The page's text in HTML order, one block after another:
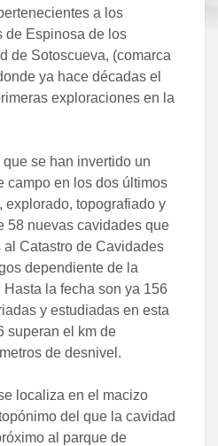
a los
de Espinosa de los
de Sotoscueva, (comarca
ya hace décadas el
exploraciones en la
se han invertido un
campo en los dos últimos
explorado, topografiado y
58 nuevas cavidades que
Catastro de Cavidades
dependiente de la
la fecha son ya 156
y estudiadas en esta
superan el km de
de desnivel.
localiza en el macizo
del que la cavidad
al parque de